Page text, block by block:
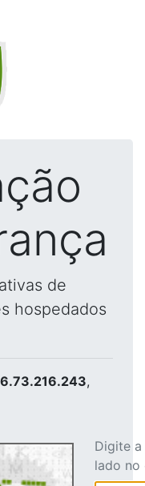
de
hospedados
,
Digite
lado no